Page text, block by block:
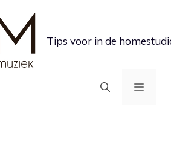
Tips voor in de
MENU